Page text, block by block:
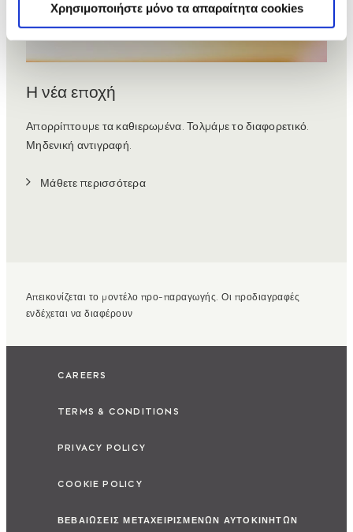
Χρησιμοποιήστε μόνο τα απαραίτητα cookies
Η νέα εποχή
Απορρίπτουμε τα καθιερωμένα. Τολμάμε το διαφορετικό.
Μηδενική αντιγραφή.
Μάθετε περισσότερα
Απεικονίζεται το μοντέλο προ-παραγωγής. Οι προδιαγραφές
ενδέχεται να διαφέρουν
CAREERS
TERMS & CONDITIONS
PRIVACY POLICY
COOKIE POLICY
ΒΕΒΑΙΩΣΕΙΣ ΜΕΤΑΧΕΙΡΙΣΜΕΝΩΝ ΑΥΤΟΚΙΝΗΤΩΝ